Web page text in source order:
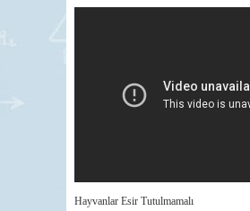
Hayvanlar Esir Tutulmamalı